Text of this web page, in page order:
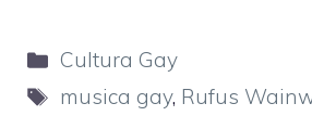
Categorie
Cultura Gay
Tag
musica gay, Rufus